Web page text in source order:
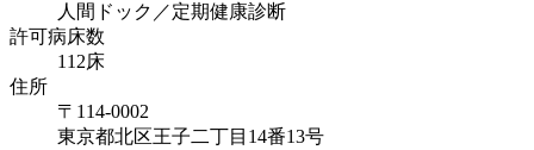
人間ドック／定期健康診断
許可病床数
112床
住所
〒114-0002
東京都北区王子二丁目14番13号